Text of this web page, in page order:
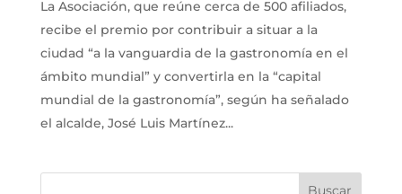
La Asociación, que reúne cerca de 500 afiliados,
recibe el premio por contribuir a situar a la
ciudad “a la vanguardia de la gastronomía en el
ámbito mundial” y convertirla en la “capital
mundial de la gastronomía”, según ha señalado
el alcalde, José Luis Martínez...